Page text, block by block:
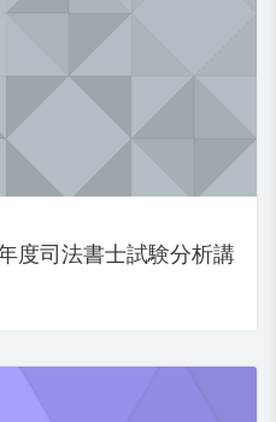
度司法書士試験分析講